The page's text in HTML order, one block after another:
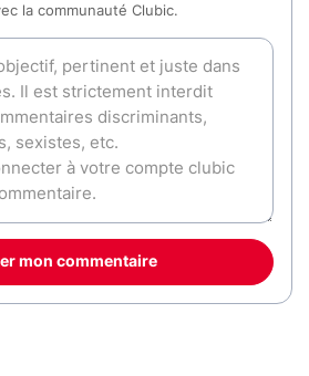
la communauté Clubic.
mon commentaire